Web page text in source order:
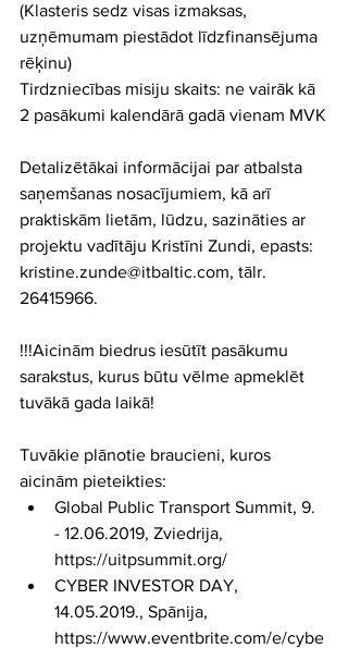
(Klasteris sedz visas izmaksas,
uzņēmumam piestādot līdzfinansējuma
rēķinu)
Tirdzniecības misiju skaits: ne vairāk kā
2 pasākumi kalendārā gadā vienam MVK
Detalizētākai informācijai par atbalsta
saņemšanas nosacījumiem, kā arī
praktiskām lietām, lūdzu, sazināties ar
projektu vadītāju Kristīni Zundi, epasts:
kristine.zunde@itbaltic.com, tālr.
26415966.
!!!Aicinām biedrus iesūtīt pasākumu
sarakstus, kurus būtu vēlme apmeklēt
tuvākā gada laikā!
Tuvākie plānotie braucieni, kuros
aicinām pieteikties:
Global Public Transport Summit, 9.
- 12.06.2019, Zviedrija,
https://uitpsummit.org/
CYBER INVESTOR DAY,
14.05.2019., Spānija,
https://www.eventbrite.com/e/cybe